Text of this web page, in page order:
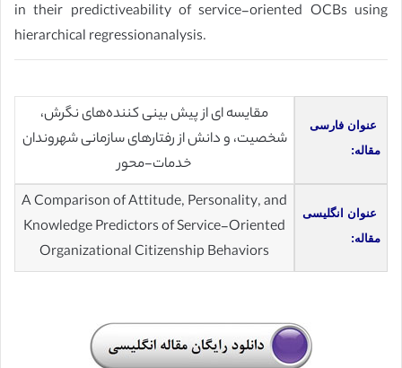
in their predictiveability of service-oriented OCBs using
hierarchical regressionanalysis.
عنوان فارسی
مقاله:
مقایسه‌ ای از پیش بینی کننده‌های نگرش،
شخصیت، و دانش از رفتارهای سازمانی شهروندان
خدمات-محور
عنوان انگلیسی
مقاله:
A Comparison of Attitude, Personality, and
Knowledge Predictors of Service-Oriented
Organizational Citizenship Behaviors